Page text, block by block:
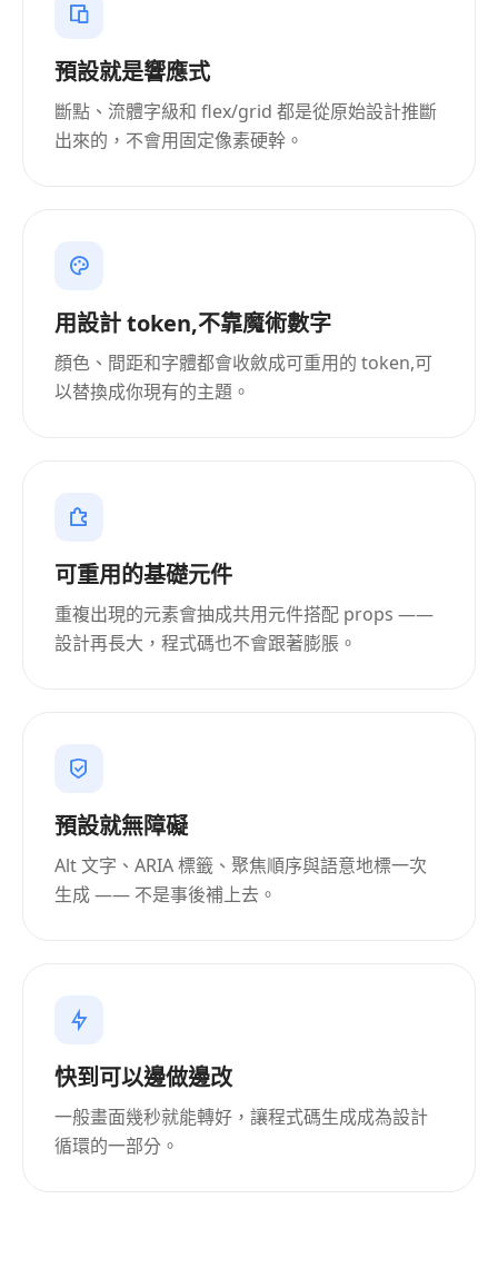
預設就是響應式
斷點、流體字級和 flex/grid 都是從原始設計推斷
出來的，不會用固定像素硬幹。
用設計 token,不靠魔術數字
顏色、間距和字體都會收斂成可重用的 token,可
以替換成你現有的主題。
可重用的基礎元件
重複出現的元素會抽成共用元件搭配 props ——
設計再長大，程式碼也不會跟著膨脹。
預設就無障礙
Alt 文字、ARIA 標籤、聚焦順序與語意地標一次
生成 —— 不是事後補上去。
快到可以邊做邊改
一般畫面幾秒就能轉好，讓程式碼生成成為設計
循環的一部分。